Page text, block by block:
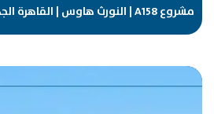
مشروع A158 | النورث هاوس | القاهرة الجديدة